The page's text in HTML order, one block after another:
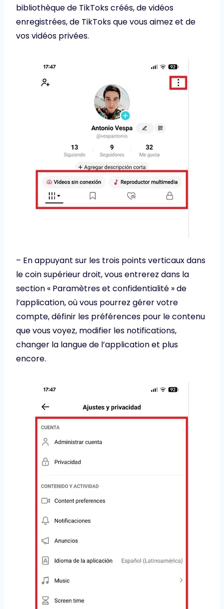
bibliothèque de TikToks créés, de vidéos
enregistrées, de TikToks que vous aimez et de
vos vidéos privées.
– En appuyant sur les trois points verticaux dans
le coin supérieur droit, vous entrerez dans la
section « Paramètres et confidentialité » de
l’application, où vous pourrez gérer votre
compte, définir les préférences pour le contenu
que vous voyez, modifier les notifications,
changer la langue de l’application et plus
encore.